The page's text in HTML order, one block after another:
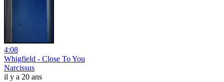
4:08
Whigfield - Close To You
Narcissus
il y a 20 ans